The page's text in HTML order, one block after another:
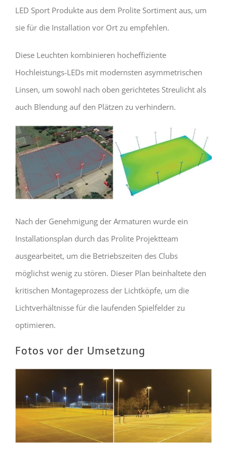
LED Sport Produkte aus dem Prolite Sortiment aus, um
sie für die Installation vor Ort zu empfehlen.
Diese Leuchten kombinieren hocheffiziente
Hochleistungs-LEDs mit modernsten asymmetrischen
Linsen, um sowohl nach oben gerichtetes Streulicht als
auch Blendung auf den Plätzen zu verhindern.
Nach der Genehmigung der Armaturen wurde ein
Installationsplan durch das Prolite Projektteam
ausgearbeitet, um die Betriebszeiten des Clubs
möglichst wenig zu stören. Dieser Plan beinhaltete den
kritischen Montageprozess der Lichtköpfe, um die
Lichtverhältnisse für die laufenden Spielfelder zu
optimieren.
Fotos vor der Umsetzung